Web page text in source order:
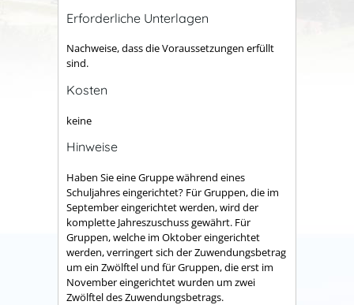
Erforderliche Unterlagen
Nachweise, dass die Voraussetzungen erfüllt
sind.
Kosten
keine
Hinweise
Haben Sie eine Gruppe während eines
Schuljahres eingerichtet? Für Gruppen, die im
September eingerichtet werden, wird der
komplette Jahreszuschuss gewährt. Für
Gruppen, welche im Oktober eingerichtet
werden, verringert sich der Zuwendungsbetrag
um ein Zwölftel und für Gruppen, die erst im
November eingerichtet wurden um zwei
Zwölftel des Zuwendungsbetrags.